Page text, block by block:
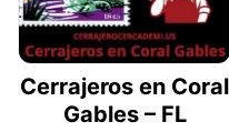
Cerrajeros en Coral
Gables – FL